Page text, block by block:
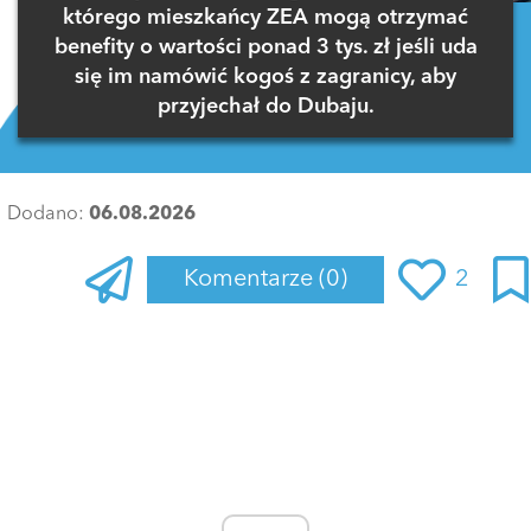
którego mieszkańcy ZEA mogą otrzymać
benefity o wartości ponad 3 tys. zł jeśli uda
się im namówić kogoś z zagranicy, aby
przyjechał do Dubaju.
Dodano: 06.08.2026
Komentarze (0) 2